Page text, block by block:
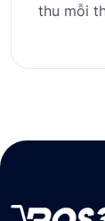
thu mỗi